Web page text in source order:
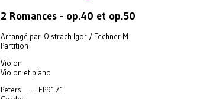
2 Romances - op.40 et op.50
Arrangé par Oistrach Igor / Fechner M
Partition
Violon
Violon et piano
Peters - EP9171